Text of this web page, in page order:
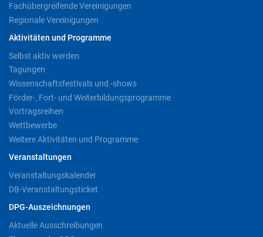
Fachübergreifende Vereinigungen
Regionale Vereinigungen
Aktivitäten und Programme
Selbst aktiv werden
Tagungen
Wissenschaftsfestivals und -shows
Förder-, Fort- und Weiterbildungsprogramme
Vortragsreihen
Wettbewerbe
Weitere Aktivitäten und Programme
Veranstaltungen
Veranstaltungskalender
DB-Veranstaltungsticket
DPG-Auszeichnungen
Aktuelle Ausschreibungen